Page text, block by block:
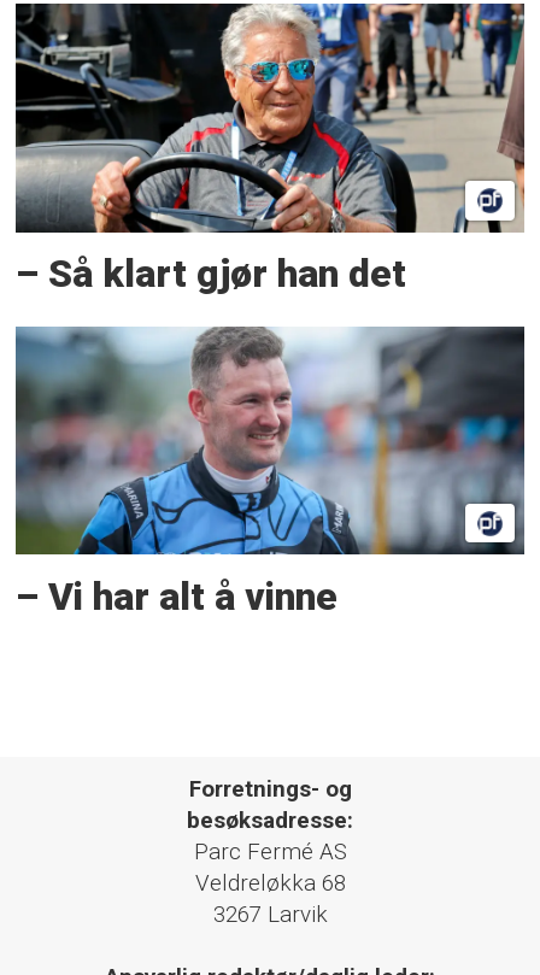
– Så klart gjør han det
– Vi har alt å vinne
Forretnings- og
besøksadresse:
Parc Fermé AS
Veldreløkka 68
3267 Larvik